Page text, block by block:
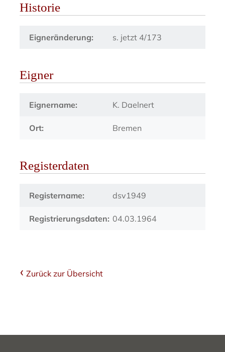
Historie
Eigneränderung: s. jetzt 4/173
Eigner
Eignername: K. Daelnert
Ort: Bremen
Registerdaten
Registername: dsv1949
Registrierungsdaten: 04.03.1964
Zurück zur Übersicht